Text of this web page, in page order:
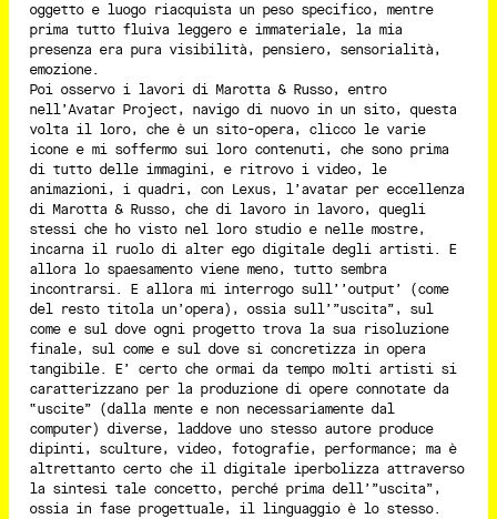
oggetto e luogo riacquista un peso specifico, mentre
prima tutto fluiva leggero e immateriale, la mia
presenza era pura visibilità, pensiero, sensorialità,
emozione.
Poi osservo i lavori di Marotta & Russo, entro
nell’Avatar Project, navigo di nuovo in un sito, questa
volta il loro, che è un sito-opera, clicco le varie
icone e mi soffermo sui loro contenuti, che sono prima
di tutto delle immagini, e ritrovo i video, le
animazioni, i quadri, con Lexus, l’avatar per eccellenza
di Marotta & Russo, che di lavoro in lavoro, quegli
stessi che ho visto nel loro studio e nelle mostre,
incarna il ruolo di alter ego digitale degli artisti. E
allora lo spaesamento viene meno, tutto sembra
incontrarsi. E allora mi interrogo sull’’output’ (come
del resto titola un’opera), ossia sull’”uscita”, sul
come e sul dove ogni progetto trova la sua risoluzione
finale, sul come e sul dove si concretizza in opera
tangibile. E’ certo che ormai da tempo molti artisti si
caratterizzano per la produzione di opere connotate da
“uscite” (dalla mente e non necessariamente dal
computer) diverse, laddove uno stesso autore produce
dipinti, sculture, video, fotografie, performance; ma è
altrettanto certo che il digitale iperbolizza attraverso
la sintesi tale concetto, perché prima dell’”uscita”,
ossia in fase progettuale, il linguaggio è lo stesso.